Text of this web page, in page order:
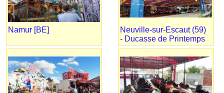
Namur [BE]
Neuville-sur-Escaut (59)
- Ducasse de Printemps